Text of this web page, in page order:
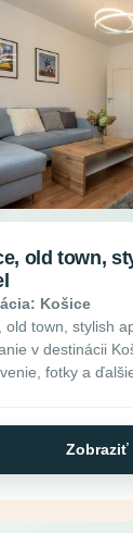
old town,
Košice
old town, stylish
v destinácii
fotky a
Zobraziť